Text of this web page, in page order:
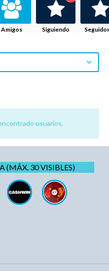
Amigos Siguiendo
usuarios.
(MÁX. 30 VISIBLES)